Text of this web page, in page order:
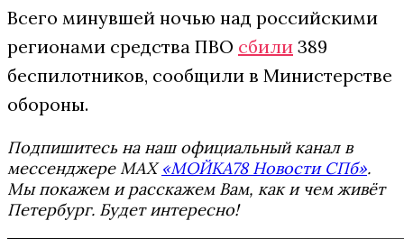
Всего минувшей ночью над российскими
регионами средства ПВО сбили 389
беспилотников, сообщили в Министерстве
обороны.
Подпишитесь на наш официальный канал в
мессенджере MAX«МОЙКА78 Новости СПб».
Мы покажем и расскажем Вам, как и чем живёт
Петербург. Будет интересно!